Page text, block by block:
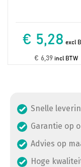
€ 5,28 excl
€ 6,39incl BTW
Snelle
Garantie op
Advies op
Hoge